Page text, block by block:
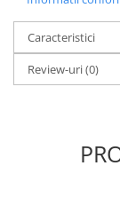
Caracteristici
Review-uri(0)